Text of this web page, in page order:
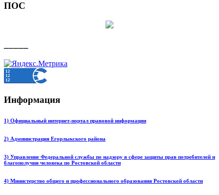
ПОС
Информация
1) Официальный интернет-портал правовой информации
2) Администрация Егорлыкского района
3) Управление Федеральной службы по надзору в сфере защиты прав потребителей и
благополучия человека по Ростовской области
4) Министерство общего и профессионального образования Ростовской области